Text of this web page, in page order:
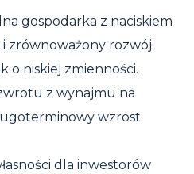
gospodarka z naciskiem
zrównoważony rozwój.
o niskiej zmienności.
z wynajmu na
wzrost
dla inwestorów